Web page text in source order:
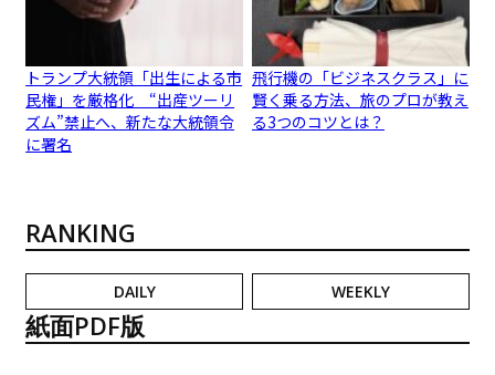
トランプ大統領「出生による市
民権」を厳格化 “出産ツーリ
ズム”禁止へ、新たな大統領令
に署名
飛行機の「ビジネスクラス」に
賢く乗る方法、旅のプロが教え
る3つのコツとは？
RANKING
DAILY WEEKLY
紙面PDF版